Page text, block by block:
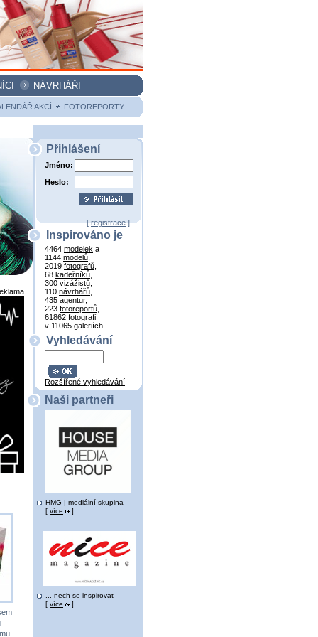
NÁVRHÁŘI
AKCÍ FOTOREPORTY
Přihlášení
Jméno:
Heslo:
[registrace]
Inspirováno je
4464 modelek a
1144 modelů
2019 fotografů
68 kadeřníků
300 vizážistů
110 návrhářů
435 agentur,
223 fotoreportů
61862 fotografií
v 11065 galeriích
Vyhledávání
Rozšířené vyhledávání
Naši partneři
HMG | mediální skupina
[ více ]
... nech se inspirovat
[ více ]